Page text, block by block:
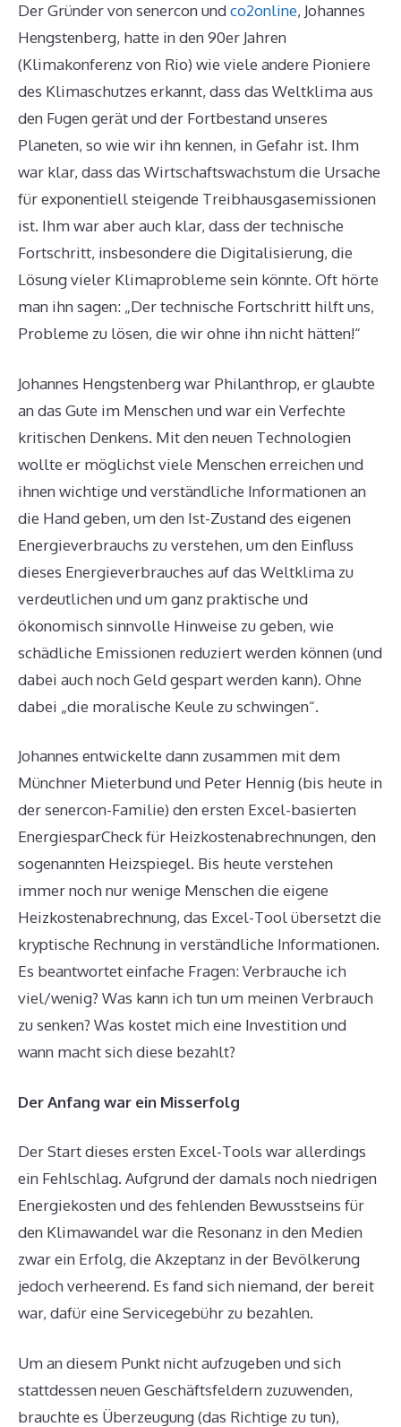
Der Gründer von senercon undco2online, Johannes
Hengstenberg, hatte in den 90er Jahren
(Klimakonferenz von Rio) wie viele andere Pioniere
des Klimaschutzes erkannt, dass das Weltklima aus
den Fugen gerät und der Fortbestand unseres
Planeten, so wie wir ihn kennen, in Gefahr ist. Ihm
war klar, dass das Wirtschaftswachstum die Ursache
für exponentiell steigende Treibhausgasemissionen
ist. Ihm war aber auch klar, dass der technische
Fortschritt, insbesondere die Digitalisierung, die
Lösung vieler Klimaprobleme sein könnte. Oft hörte
man ihn sagen: „Der technische Fortschritt hilft uns,
Probleme zu lösen, die wir ohne ihn nicht hätten!“
Johannes Hengstenberg war Philanthrop, er glaubte
an das Gute im Menschen und war ein Verfechte
kritischen Denkens. Mit den neuen Technologien
wollte er möglichst viele Menschen erreichen und
ihnen wichtige und verständliche Informationen an
die Hand geben, um den Ist-Zustand des eigenen
Energieverbrauchs zu verstehen, um den Einfluss
dieses Energieverbrauches auf das Weltklima zu
verdeutlichen und um ganz praktische und
ökonomisch sinnvolle Hinweise zu geben, wie
schädliche Emissionen reduziert werden können (und
dabei auch noch Geld gespart werden kann). Ohne
dabei „die moralische Keule zu schwingen“.
Johannes entwickelte dann zusammen mit dem
Münchner Mieterbund und Peter Hennig (bis heute in
der senercon-Familie) den ersten Excel-basierten
EnergiesparCheck für Heizkostenabrechnungen, den
sogenannten Heizspiegel. Bis heute verstehen
immer noch nur wenige Menschen die eigene
Heizkostenabrechnung, das Excel-Tool übersetzt die
kryptische Rechnung in verständliche Informationen.
Es beantwortet einfache Fragen: Verbrauche ich
viel/wenig? Was kann ich tun um meinen Verbrauch
zu senken? Was kostet mich eine Investition und
wann macht sich diese bezahlt?
Der Anfang war ein Misserfolg
Der Start dieses ersten Excel-Tools war allerdings
ein Fehlschlag. Aufgrund der damals noch niedrigen
Energiekosten und des fehlenden Bewusstseins für
den Klimawandel war die Resonanz in den Medien
zwar ein Erfolg, die Akzeptanz in der Bevölkerung
jedoch verheerend. Es fand sich niemand, der bereit
war, dafür eine Servicegebühr zu bezahlen.
Um an diesem Punkt nicht aufzugeben und sich
stattdessen neuen Geschäftsfeldern zuzuwenden,
brauchte es Überzeugung (das Richtige zu tun),